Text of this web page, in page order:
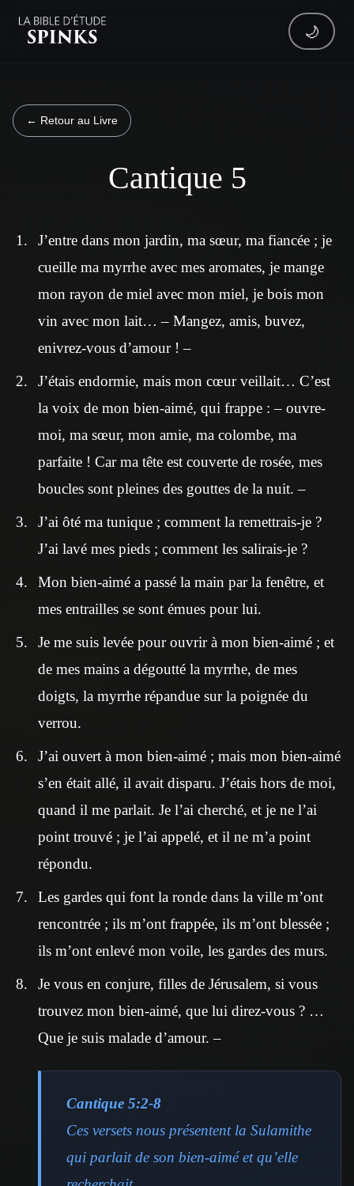
🌙
← Retour au Livre
Cantique 5
J’entre dans mon jardin, ma sœur, ma fiancée ; je
cueille ma myrrhe avec mes aromates, je mange
mon rayon de miel avec mon miel, je bois mon
vin avec mon lait… – Mangez, amis, buvez,
enivrez-vous d’amour ! –
J’étais endormie, mais mon cœur veillait… C’est
la voix de mon bien-aimé, qui frappe : – ouvre-
moi, ma sœur, mon amie, ma colombe, ma
parfaite ! Car ma tête est couverte de rosée, mes
boucles sont pleines des gouttes de la nuit. –
J’ai ôté ma tunique ; comment la remettrais-je ?
J’ai lavé mes pieds ; comment les salirais-je ?
Mon bien-aimé a passé la main par la fenêtre, et
mes entrailles se sont émues pour lui.
Je me suis levée pour ouvrir à mon bien-aimé ; et
de mes mains a dégoutté la myrrhe, de mes
doigts, la myrrhe répandue sur la poignée du
verrou.
J’ai ouvert à mon bien-aimé ; mais mon bien-aimé
s’en était allé, il avait disparu. J’étais hors de moi,
quand il me parlait. Je l’ai cherché, et je ne l’ai
point trouvé ; je l’ai appelé, et il ne m’a point
répondu.
Les gardes qui font la ronde dans la ville m’ont
rencontrée ; ils m’ont frappée, ils m’ont blessée ;
ils m’ont enlevé mon voile, les gardes des murs.
Je vous en conjure, filles de Jérusalem, si vous
trouvez mon bien-aimé, que lui direz-vous ? …
Que je suis malade d’amour. –
Cantique 5:2-8
Ces versets nous présentent la Sulamithe
qui parlait de son bien-aimé et qu’elle